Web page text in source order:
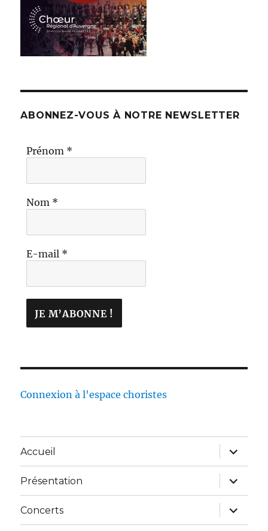
ABONNEZ-VOUS À NOTRE NEWSLETTER
Prénom *
Nom *
E-mail *
Connexion à l'espace choristes
Accueil
Présentation
Concerts